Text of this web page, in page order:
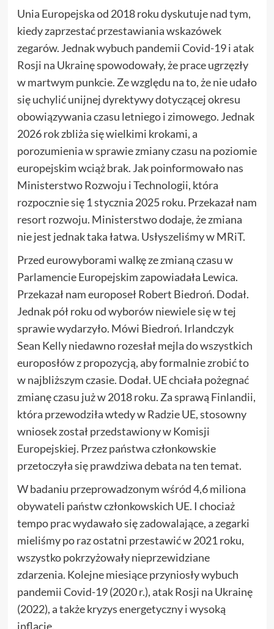
Unia Europejska od 2018 roku dyskutuje nad tym,
kiedy zaprzestać przestawiania wskazówek
zegarów. Jednak wybuch pandemii Covid-19 i atak
Rosji na Ukrainę spowodowały, że prace ugrzęzły
w martwym punkcie. Ze względu na to, że nie udało
się uchylić unijnej dyrektywy dotyczącej okresu
obowiązywania czasu letniego i zimowego. Jednak
2026 rok zbliża się wielkimi krokami, a
porozumienia w sprawie zmiany czasu na poziomie
europejskim wciąż brak. Jak poinformowało nas
Ministerstwo Rozwoju i Technologii, która
rozpocznie się 1 stycznia 2025 roku. Przekazał nam
resort rozwoju. Ministerstwo dodaje, że zmiana
nie jest jednak taka łatwa. Usłyszeliśmy w MRiT.
Przed eurowyborami walkę ze zmianą czasu w
Parlamencie Europejskim zapowiadała Lewica.
Przekazał nam europoseł Robert Biedroń. Dodał.
Jednak pół roku od wyborów niewiele się w tej
sprawie wydarzyło. Mówi Biedroń. Irlandczyk
Sean Kelly niedawno rozesłał mejla do wszystkich
europosłów z propozycją, aby formalnie zrobić to
w najbliższym czasie. Dodał. UE chciała pożegnać
zmianę czasu już w 2018 roku. Za sprawą Finlandii,
która przewodziła wtedy w Radzie UE, stosowny
wniosek został przedstawiony w Komisji
Europejskiej. Przez państwa członkowskie
przetoczyła się prawdziwa debata na ten temat.
W badaniu przeprowadzonym wśród 4,6 miliona
obywateli państw członkowskich UE. I chociaż
tempo prac wydawało się zadowalające, a zegarki
mieliśmy po raz ostatni przestawić w 2021 roku,
wszystko pokrzyżowały nieprzewidziane
zdarzenia. Kolejne miesiące przyniosły wybuch
pandemii Covid-19 (2020 r.), atak Rosji na Ukrainę
(2022), a także kryzys energetyczny i wysoką
inflację.